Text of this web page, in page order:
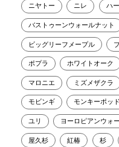
ニヤトー ニレ ハ
バストゥーンウォールナット
ビッグリーフメープル
ポプラ ホワイトオーク
マロニエ ミズメザクラ
モビンギ モンキーポッド
ユリ ヨーロピアンウォ
屋久杉 紅椿 杉